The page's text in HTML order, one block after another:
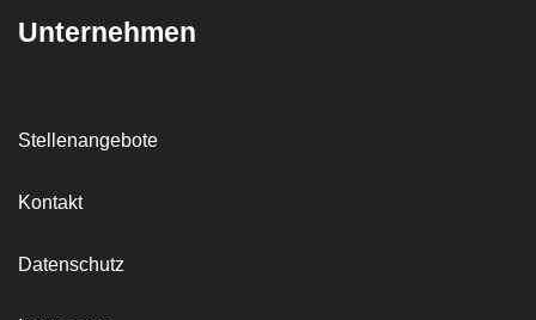
Unternehmen
Stellenangebote
Kontakt
Datenschutz